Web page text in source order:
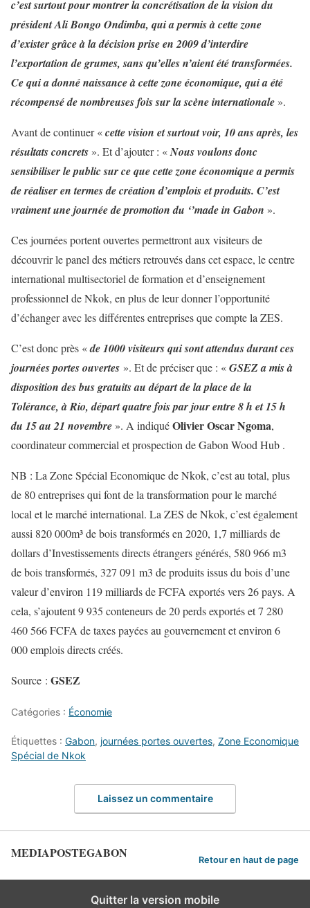
c’est surtout pour montrer la concrétisation de la vision du
président Ali Bongo Ondimba, qui a permis à cette zone
d’exister grâce à la décision prise en 2009 d’interdire
l’exportation de grumes, sans qu’elles n’aient été transformées.
Ce qui a donné naissance à cette zone économique, qui a été
récompensé de nombreuses fois sur la scène internationale ».
Avant de continuer «cette vision et surtout voir, 10 ans après, les
résultats concrets ». Et d’ajouter : «Nous voulons donc
sensibiliser le public sur ce que cette zone économique a permis
de réaliser en termes de création d’emplois et produits. C’est
vraiment une journée de promotion du ‘’made in Gabon ».
Ces journées portent ouvertes permettront aux visiteurs de
découvrir le panel des métiers retrouvés dans cet espace, le centre
international multisectoriel de formation et d’enseignement
professionnel de Nkok, en plus de leur donner l’opportunité
d’échanger avec les différentes entreprises que compte la ZES.
C’est donc près «de 1000 visiteurs qui sont attendus durant ces
journées portes ouvertes ». Et de préciser que : «GSEZ a mis à
disposition des bus gratuits au départ de la place de la
Tolérance, à Rio, départ quatre fois par jour entre 8 h et 15 h
du 15 au 21 novembre ». A indiquéOlivier Oscar Ngoma,
coordinateur commercial et prospection de Gabon Wood Hub .
NB : La Zone Spécial Economique de Nkok, c’est au total, plus
de 80 entreprises qui font de la transformation pour le marché
local et le marché international. La ZES de Nkok, c’est également
aussi 820 000m³ de bois transformés en 2020, 1,7 milliards de
dollars d’Investissements directs étrangers générés, 580 966 m3
de bois transformés, 327 091 m3 de produits issus du bois d’une
valeur d’environ 119 milliards de FCFA exportés vers 26 pays. A
cela, s’ajoutent 9 935 conteneurs de 20 perds exportés et 7 280
460 566 FCFA de taxes payées au gouvernement et environ 6
000 emplois directs créés.
Source : GSEZ
Catégories : Économie
Étiquettes : Gabon, journées portes ouvertes, Zone Economique
Spécial de Nkok
Laissez un commentaire
MEDIAPOSTEGABON Retour en haut de page
Quitter la version mobile